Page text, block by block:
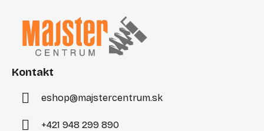
Kontakt
eshop@majstercentrum.sk
+421 948 299 890